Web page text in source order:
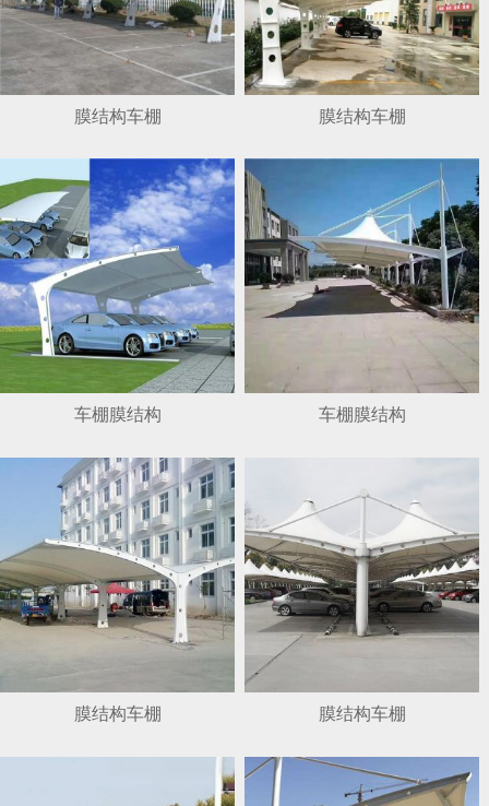
膜结构车棚 膜结构车棚
车棚膜结构 车棚膜结构
膜结构车棚 膜结构车棚